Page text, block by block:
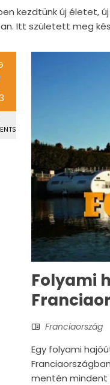
kezdtünk új életet,
Itt született meg
Folyami
Franciaország
Egy folyami
mentén mindent